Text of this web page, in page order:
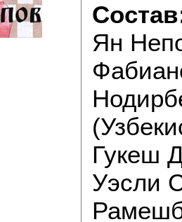
Ян
Гукеш
Уэсли